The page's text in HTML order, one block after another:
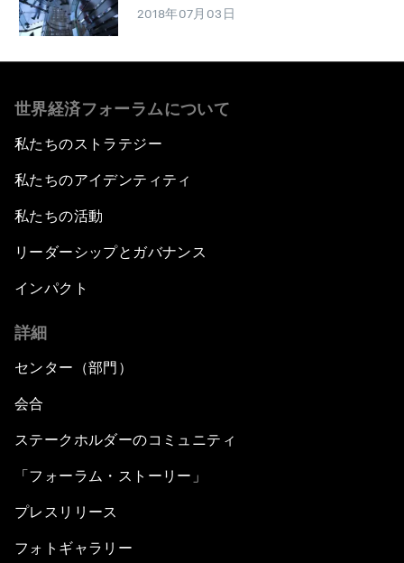
2018年07月03日
世界経済フォーラムについて
私たちのストラテジー
私たちのアイデンティティ
私たちの活動
リーダーシップとガバナンス
インパクト
詳細
センター（部門）
会合
ステークホルダーのコミュニティ
「フォーラム・ストーリー」
プレスリリース
フォトギャラリー